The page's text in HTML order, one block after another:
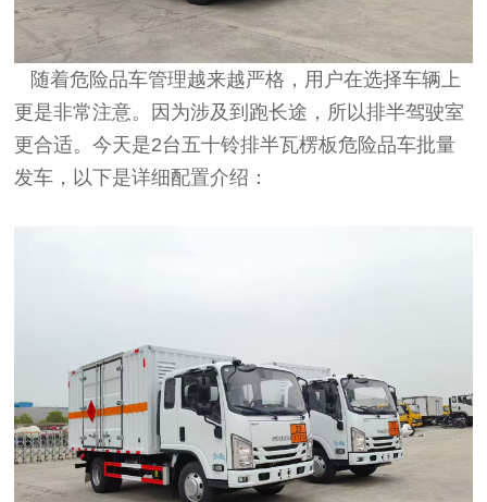
随着危险品车管理越来越严格，用户在选择车辆上
更是非常注意。因为涉及到跑长途，所以排半驾驶室
更合适。今天是2台五十铃排半瓦楞板危险品车批量
发车，以下是详细配置介绍：